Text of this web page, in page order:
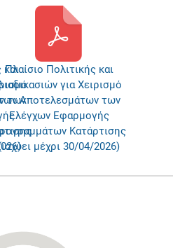
και
των
Πλαίσιο Πολιτικής και
για Χειρισμό
Αποτελεσμάτων των
Ελέγχων Εφαρμογής
Κατάρτισης
μέχρι 30/04/2026)